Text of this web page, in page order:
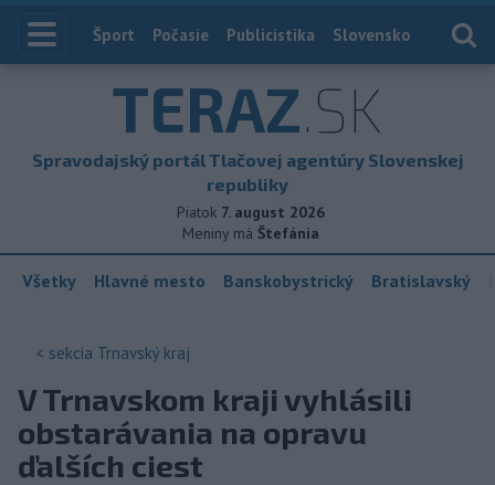
Index
Šport Počasie Publicistika Slovensko
TERAZ.SK
Spravodajský portál Tlačovej agentúry Slovenskej
republiky
Piatok 7. august 2026
Meniny má Štefánia
Všetky Hlavné mesto Banskobystrický Bratislavský
< sekcia Trnavský kraj
V Trnavskom kraji vyhlásili
obstarávania na opravu
ďalších ciest